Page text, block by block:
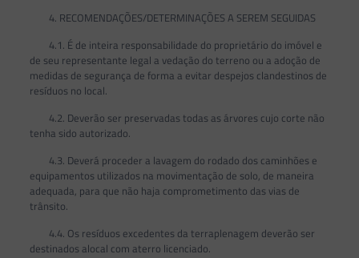
4. RECOMENDAÇÕES/DETERMINAÇÕES A SEREM SEGUIDAS
4.1. É de inteira responsabilidade do proprietário do imóvel e
de seu representante legal a vedação do terreno ou a adoção de
medidas de segurança de forma a evitar despejos clandestinos de
resíduos no local.
4.2. Deverão ser preservadas todas as árvores cujo corte não
tenha sido autorizado.
4.3. Deverá proceder a lavagem do rodado dos caminhões e
equipamentos utilizados na movimentação de solo, de maneira
adequada, para que não haja comprometimento das vias de
trânsito.
4.4. Os resíduos excedentes da terraplenagem deverão ser
destinados alocal com aterro licenciado.